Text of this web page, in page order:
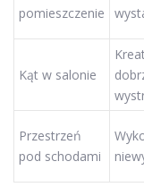
pomieszczenie
Kąt w salonie
Przestrzeń
pod schodami